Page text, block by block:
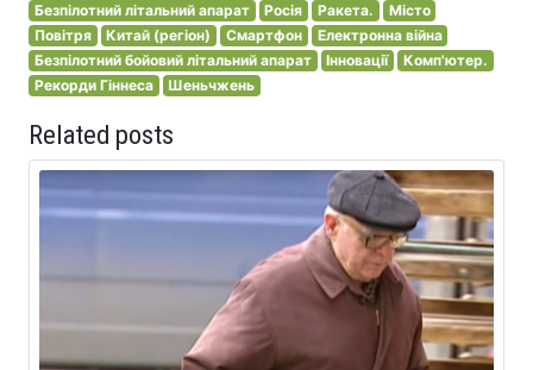
Безпілотний літальний апарат Росія Ракета.
Місто
Повітря
Китай (регіон) Смартфон
Електронна війна
Безпілотний бойовий літальний апарат
Інновації
Комп'ютер.
Рекорди Гіннеса
Шеньчжень
Related posts